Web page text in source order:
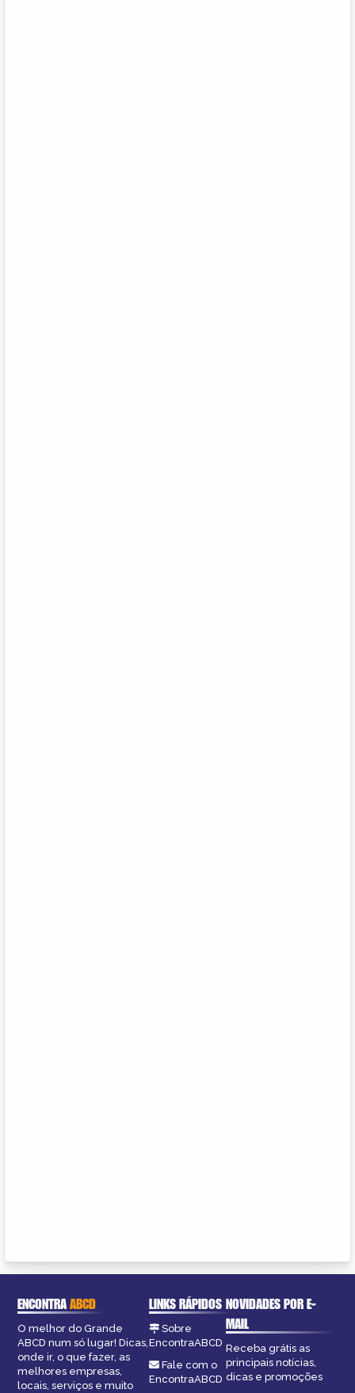
ENCONTRAABCD
O melhor do Grande
ABCD num só lugar! Dicas,
onde ir, o que fazer, as
melhores empresas,
locais, serviços e muito
LINKS RÁPIDOS
Sobre
EncontraABCD
Fale com o
EncontraABCD
NOVIDADES POR E-
MAIL
Receba grátis as
principais notícias,
dicas e promoções